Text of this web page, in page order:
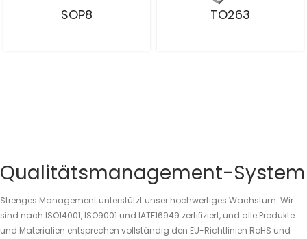
SOP8 TO263
Qualitätsmanagement-System
Strenges Management unterstützt unser hochwertiges Wachstum. Wir
sind nach ISO14001, ISO9001 und IATF16949 zertifiziert, und alle Produkte
und Materialien entsprechen vollständig den EU-Richtlinien RoHS und